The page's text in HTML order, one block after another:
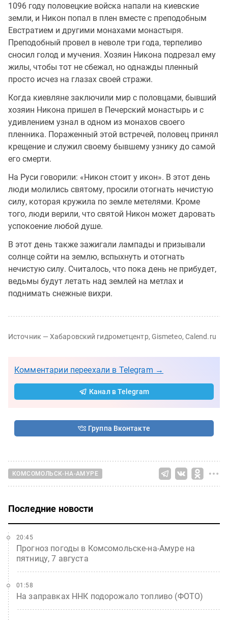
1096 году половецкие войска напали на киевские
земли, и Никон попал в плен вместе с преподобным
Евстратием и другими монахами монастыря.
Преподобный провел в неволе три года, терпеливо
сносил голод и мучения. Хозяин Никона подрезал ему
жилы, чтобы тот не сбежал, но однажды пленный
просто исчез на глазах своей стражи.
Когда киевляне заключили мир с половцами, бывший
хозяин Никона пришел в Печерский монастырь и с
удивлением узнал в одном из монахов своего
пленника. Пораженный этой встречей, половец принял
крещение и служил своему бывшему узнику до самой
его смерти.
На Руси говорили: «Никон стоит у икон». В этот день
люди молились святому, просили отогнать нечистую
силу, которая кружила по земле метелями. Кроме
того, люди верили, что святой Никон может даровать
успокоение любой душе.
В этот день также зажигали лампады и призывали
солнце сойти на землю, вспыхнуть и отогнать
нечистую силу. Считалось, что пока день не прибудет,
ведьмы будут летать над землей на метлах и
поднимать снежные вихри.
Источник — Хабаровский гидрометцентр, Gismeteo, Calend.ru
Комментарии переехали в Telegram →
Канал в Telegram
Группа Вконтакте
КОМСОМОЛЬСК-НА-АМУРЕ
Последние новости
Прогноз погоды в Комсомольске-на-Амуре на
пятницу, 7 августа
20:45
На заправках ННК подорожало топливо (ФОТО)
01:58